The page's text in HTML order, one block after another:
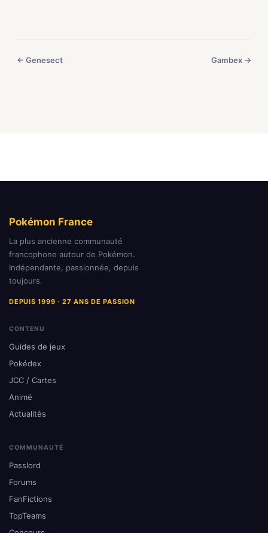
← Genesect Gambex →
Pokémon France
La plus ancienne communauté
francophone autour de Pokémon.
Indépendante, passionnée, depuis
toujours.
DEPUIS 1999 · 27 ANS DE PASSION
CONTENU
Guides de jeux
Pokédex
JCC / Cartes
Animé
Actualités
COMMUNAUTÉ
Passlord
Forums
FanFictions
TopTeams